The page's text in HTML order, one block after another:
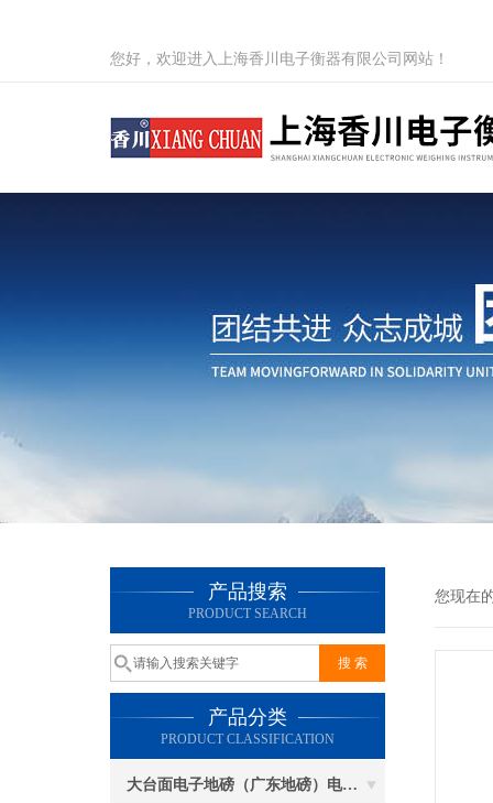
您好，欢迎进入上海香川电子衡器有限公司网站！
产品搜索
PRODUCT SEARCH
产品分类
PRODUCT CLASSIFICATION
大台面电子地磅（广东地磅）电子汽车衡
您现在